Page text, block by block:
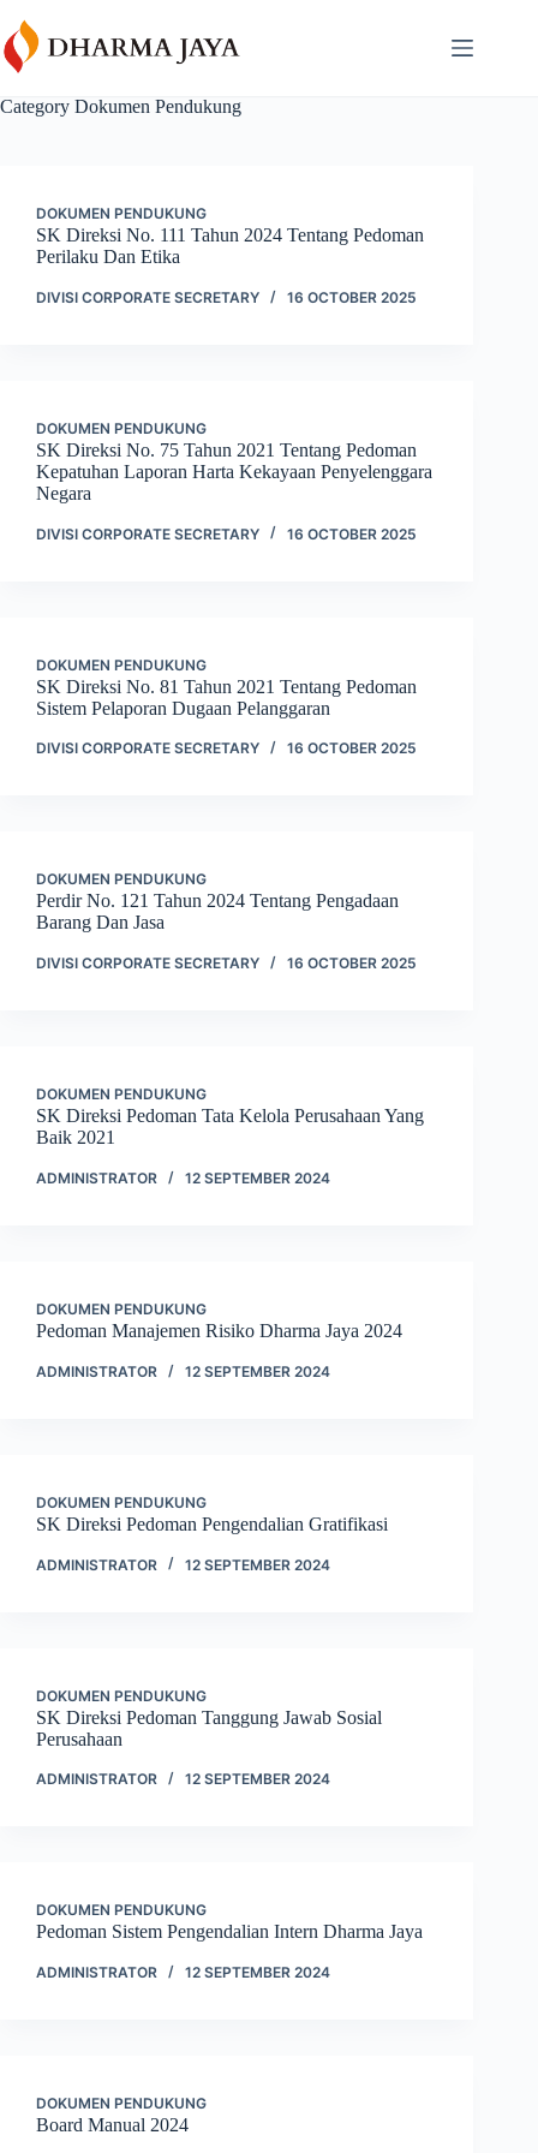
to
content
Category Dokumen Pendukung
DOKUMEN PENDUKUNG
SK Direksi No. 111 Tahun 2024 Tentang Pedoman
Perilaku Dan Etika
DIVISI CORPORATE SECRETARY 16 OCTOBER 2025
DOKUMEN PENDUKUNG
SK Direksi No. 75 Tahun 2021 Tentang Pedoman
Kepatuhan Laporan Harta Kekayaan Penyelenggara
Negara
DIVISI CORPORATE SECRETARY 16 OCTOBER 2025
DOKUMEN PENDUKUNG
SK Direksi No. 81 Tahun 2021 Tentang Pedoman
Sistem Pelaporan Dugaan Pelanggaran
DIVISI CORPORATE SECRETARY 16 OCTOBER 2025
DOKUMEN PENDUKUNG
Perdir No. 121 Tahun 2024 Tentang Pengadaan
Barang Dan Jasa
DIVISI CORPORATE SECRETARY 16 OCTOBER 2025
DOKUMEN PENDUKUNG
SK Direksi Pedoman Tata Kelola Perusahaan Yang
Baik 2021
ADMINISTRATOR 12 SEPTEMBER 2024
DOKUMEN PENDUKUNG
Pedoman Manajemen Risiko Dharma Jaya 2024
ADMINISTRATOR 12 SEPTEMBER 2024
DOKUMEN PENDUKUNG
SK Direksi Pedoman Pengendalian Gratifikasi
ADMINISTRATOR 12 SEPTEMBER 2024
DOKUMEN PENDUKUNG
SK Direksi Pedoman Tanggung Jawab Sosial
Perusahaan
ADMINISTRATOR 12 SEPTEMBER 2024
DOKUMEN PENDUKUNG
Pedoman Sistem Pengendalian Intern Dharma Jaya
ADMINISTRATOR 12 SEPTEMBER 2024
DOKUMEN PENDUKUNG
Board Manual 2024